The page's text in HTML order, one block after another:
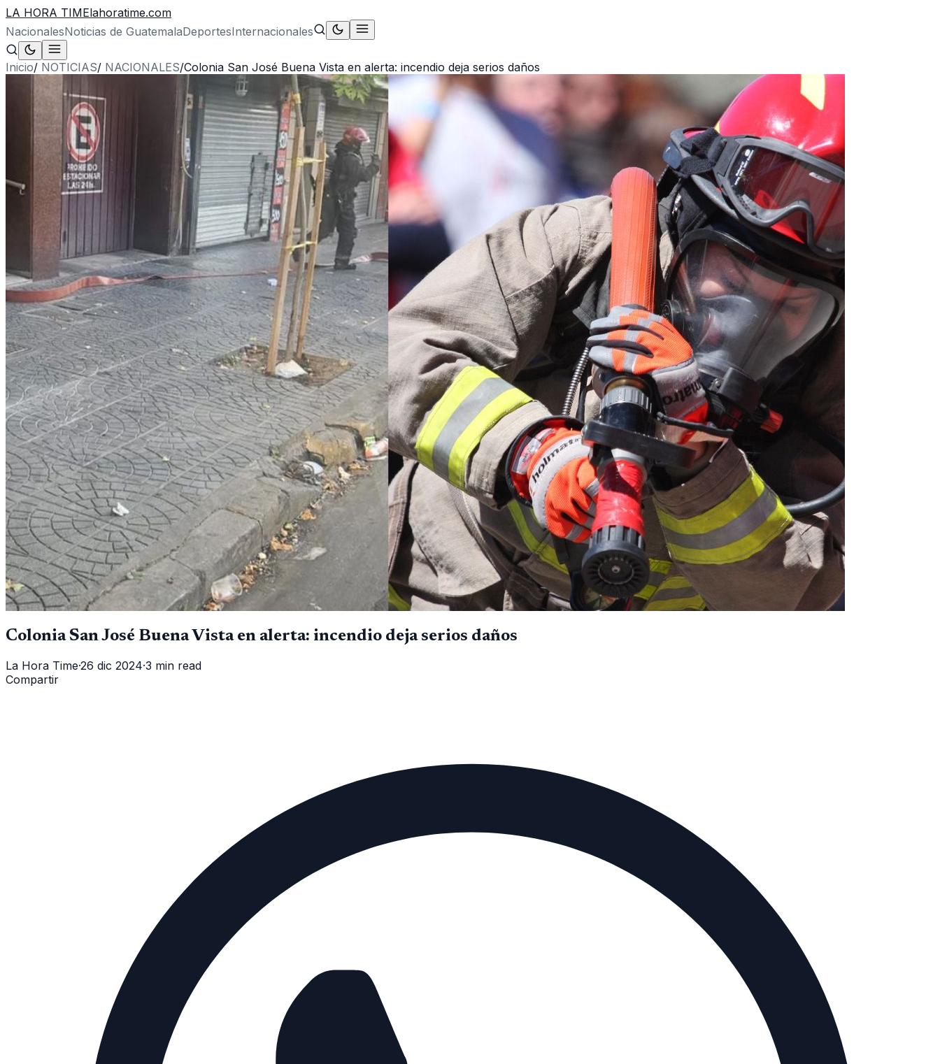
LA HORA TIMElahoratime.com
NacionalesNoticias de GuatemalaDeportesInternacionales
Inicio/ NOTICIAS/ NACIONALES/Colonia San José Buena Vista en alerta: incendio deja serios daños
Colonia San José Buena Vista en alerta: incendio deja serios daños
La Hora Time·26 dic 2024·3 min read
Compartir